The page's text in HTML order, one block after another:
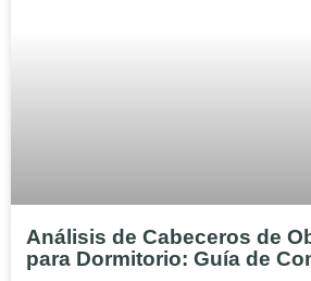
Análisis de Cabeceros de
para Dormitorio: Guía de